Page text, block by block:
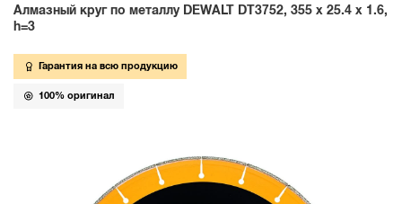
Алмазный круг по металлу DEWALT DT3752, 355 x 25.4 x 1.6,
h=3
Гарантия на всю продукцию
100% оригинал